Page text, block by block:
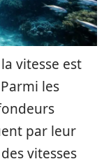
vitesse est
les
par leur
vitesses